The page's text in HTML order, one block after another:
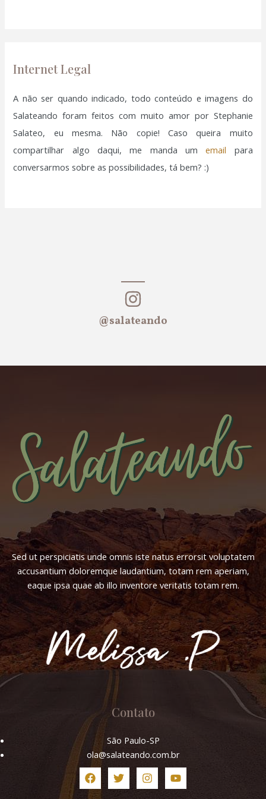
r
Internet Legal
A não ser quando indicado, todo conteúdo e imagens do
Salateando foram feitos com muito amor por Stephanie
Salateo, eu mesma. Não copie! Caso queira muito
compartilhar algo daqui, me manda umemail para
conversarmos sobre as possibilidades, tá bem? :)
@salateando
Sed ut perspiciatis unde omnis iste natus errorsit voluptatem
accusantium doloremque laudantium, totam rem aperiam,
eaque ipsa quae ab illo inventore veritatis totam rem.
Contato
São Paulo-SP
ola@salateando.com.br